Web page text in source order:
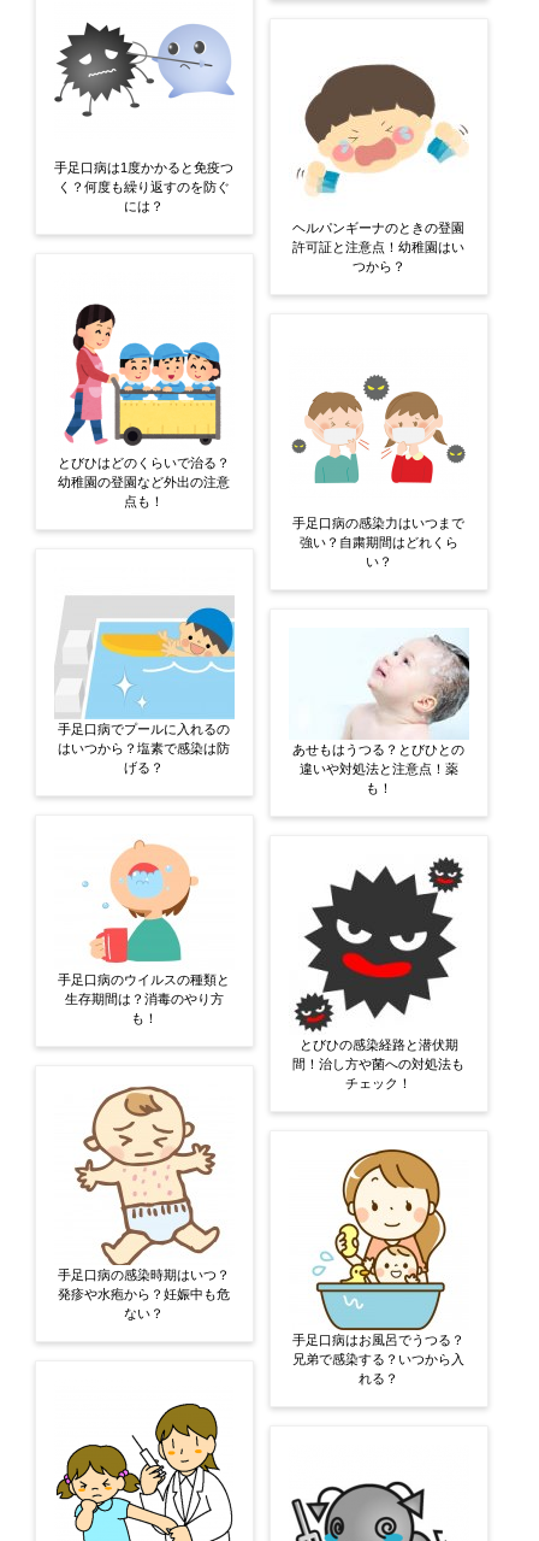
手足口病は1度かかると免疫つ
く？何度も繰り返すのを防ぐ
には？
とびひはどのくらいで治る？
幼稚園の登園など外出の注意
点も！
手足口病でプールに入れるの
はいつから？塩素で感染は防
げる？
手足口病のウイルスの種類と
生存期間は？消毒のやり方
も！
手足口病の感染時期はいつ？
発疹や水疱から？妊娠中も危
ない？
ヘルパンギーナのときの登園
許可証と注意点！幼稚園はい
つから？
手足口病の感染力はいつまで
強い？自粛期間はどれくら
い？
あせもはうつる？とびひとの
違いや対処法と注意点！薬
も！
とびひの感染経路と潜伏期
間！治し方や菌への対処法も
チェック！
手足口病はお風呂でうつる？
兄弟で感染する？いつから入
れる？